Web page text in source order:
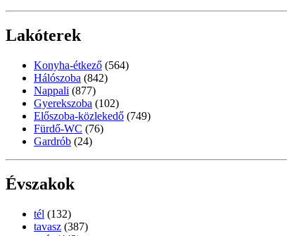
Lakóterek
Konyha-étkező (564)
Hálószoba (842)
Nappali (877)
Gyerekszoba (102)
Előszoba-közlekedő (749)
Fürdő-WC (76)
Gardrób (24)
Évszakok
tél (132)
tavasz (387)